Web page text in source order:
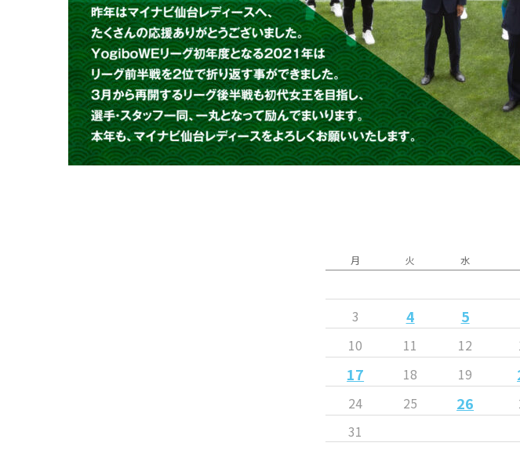
月 火 水
3
4 5
10
11 12
17 18 19
24 25 26
31